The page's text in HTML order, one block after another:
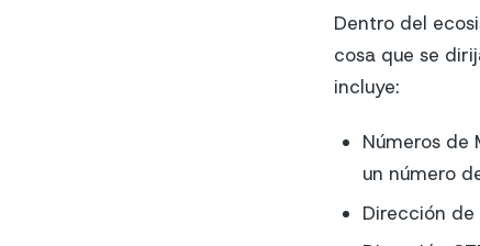
Dentro del
cosa que se
incluye:
Números de
un número
Dirección